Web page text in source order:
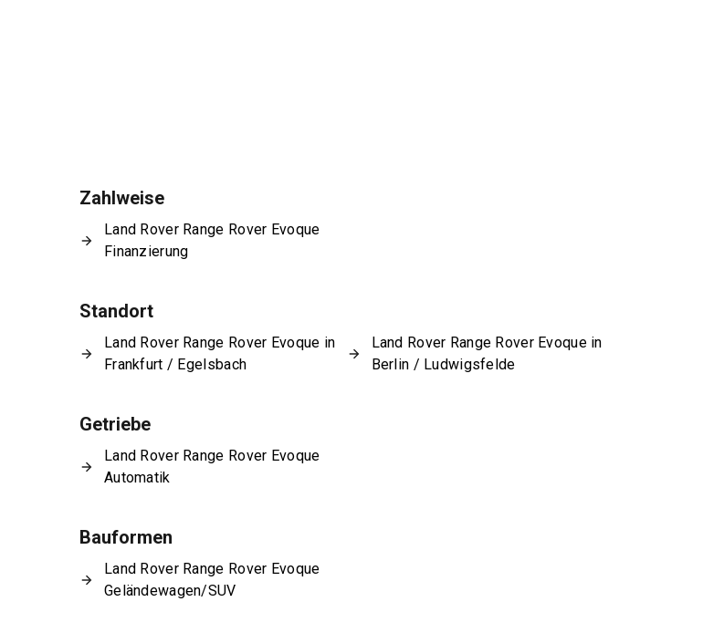
Zahlweise
Land Rover Range Rover Evoque
Finanzierung
Standort
Land Rover Range Rover Evoque in
Frankfurt / Egelsbach
Land Rover Range Rover Evoque in
Berlin / Ludwigsfelde
Getriebe
Land Rover Range Rover Evoque
Automatik
Bauformen
Land Rover Range Rover Evoque
Geländewagen/SUV